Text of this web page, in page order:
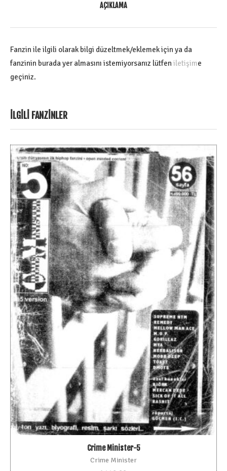
AÇIKLAMA
Fanzin ile ilgili olarak bilgi düzeltmek/eklemek için ya da
fanzinin burada yer almasını istemiyorsanız lütfen iletişime
geçiniz.
İLGILI FANZINLER
Crime Minister-5
Crime Minister